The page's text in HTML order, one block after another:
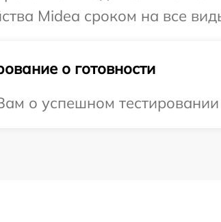
Midea сроком на все
о готовности
о успешном тестировании